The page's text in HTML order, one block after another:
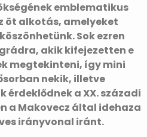
emblematikus
öt alkotás, amelyeket
Sok ezren
akik kifejezetten e
megtekinteni, így mini
nekik, illetve
érdeklődnek a XX. századi
a Makovecz által idehaza
irányvonal iránt.